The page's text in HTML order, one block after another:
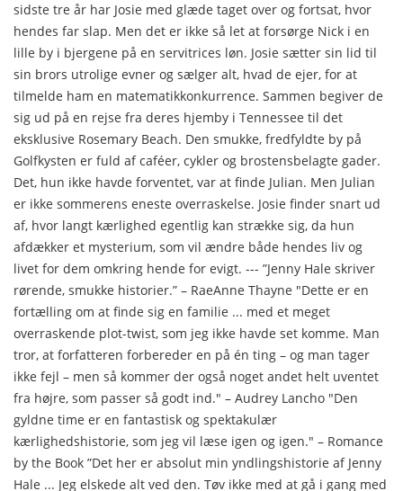
sidste tre år har Josie med glæde taget over og fortsat, hvor
hendes far slap. Men det er ikke så let at forsørge Nick i en
lille by i bjergene på en servitrices løn. Josie sætter sin lid til
sin brors utrolige evner og sælger alt, hvad de ejer, for at
tilmelde ham en matematikkonkurrence. Sammen begiver de
sig ud på en rejse fra deres hjemby i Tennessee til det
eksklusive Rosemary Beach. Den smukke, fredfyldte by på
Golfkysten er fuld af caféer, cykler og brostensbelagte gader.
Det, hun ikke havde forventet, var at finde Julian. Men Julian
er ikke sommerens eneste overraskelse. Josie finder snart ud
af, hvor langt kærlighed egentlig kan strække sig, da hun
afdækker et mysterium, som vil ændre både hendes liv og
livet for dem omkring hende for evigt. --- ”Jenny Hale skriver
rørende, smukke historier.” – RaeAnne Thayne "Dette er en
fortælling om at finde sig en familie ... med et meget
overraskende plot-twist, som jeg ikke havde set komme. Man
tror, at forfatteren forbereder en på én ting – og man tager
ikke fejl – men så kommer der også noget andet helt uventet
fra højre, som passer så godt ind." – Audrey Lancho "Den
gyldne time er en fantastisk og spektakulær
kærlighedshistorie, som jeg vil læse igen og igen." – Romance
by the Book ”Det her er absolut min yndlingshistorie af Jenny
Hale ... Jeg elskede alt ved den. Tøv ikke med at gå i gang med